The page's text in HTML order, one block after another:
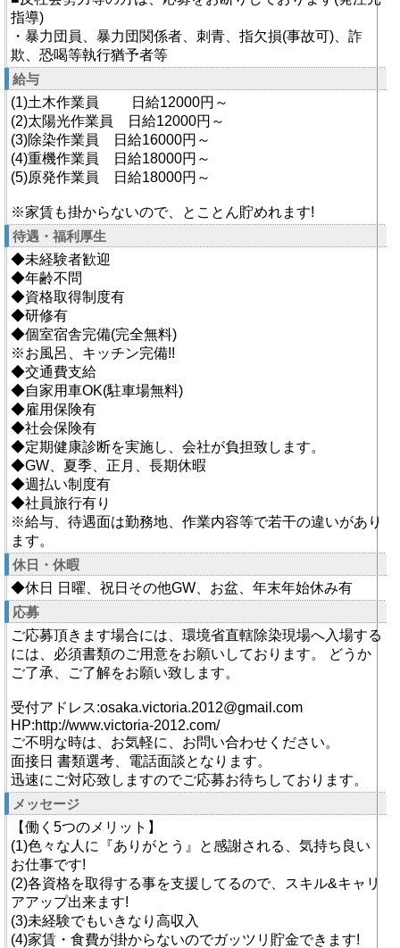
指導)
・暴力団員、暴力団関係者、刺青、指欠損(事故可)、詐
欺、恐喝等執行猶予者等
給与
(1)土木作業員 日給12000円～
(2)太陽光作業員 日給12000円～
(3)除染作業員 日給16000円～
(4)重機作業員 日給18000円～
(5)原発作業員 日給18000円～
※家賃も掛からないので、とことん貯めれます!
待遇・福利厚生
◆未経験者歓迎
◆年齢不問
◆資格取得制度有
◆研修有
◆個室宿舎完備(完全無料)
※お風呂、キッチン完備!!
◆交通費支給
◆自家用車OK(駐車場無料)
◆雇用保険有
◆社会保険有
◆定期健康診断を実施し、会社が負担致します。
◆GW、夏季、正月、長期休暇
◆週払い制度有
◆社員旅行有り
※給与、待遇面は勤務地、作業内容等で若干の違いがあり
ます。
休日・休暇
◆休日 日曜、祝日その他GW、お盆、年末年始休み有
応募
ご応募頂きます場合には、環境省直轄除染現場へ入場する
には、必須書類のご用意をお願いしております。 どうか
ご了承、ご了解をお願い致します。
受付アドレス:osaka.victoria.2012@gmail.com
HP:http://www.victoria-2012.com/
ご不明な時は、お気軽に、お問い合わせください。
面接日 書類選考、電話面談となります。
迅速にご対応致しますのでご応募お待ちしております。
メッセージ
【働く5つのメリット】
(1)色々な人に『ありがとう』と感謝される、気持ち良い
お仕事です!
(2)各資格を取得する事を支援してるので、スキル&キャリ
アアップ出来ます!
(3)未経験でもいきなり高収入
(4)家賃・食費が掛からないのでガッツリ貯金できます!